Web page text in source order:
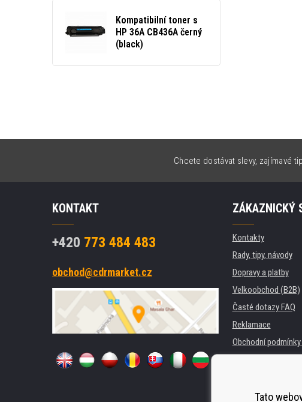
Kompatibilní toner s
HP 36A CB436A černý
(black)
Chcete dostávat slevy, zajímavé
KONTAKT
+420 773 484 483
obchod@cdrmarket.cz
ZÁKAZNICKÝ
Kontakty
Rady, tipy, návody
Dopravy a platby
Velkoobchod (B2B)
Časté dotazy FAQ
Reklamace
Obchodní
Pronájem tiskáren
Tato